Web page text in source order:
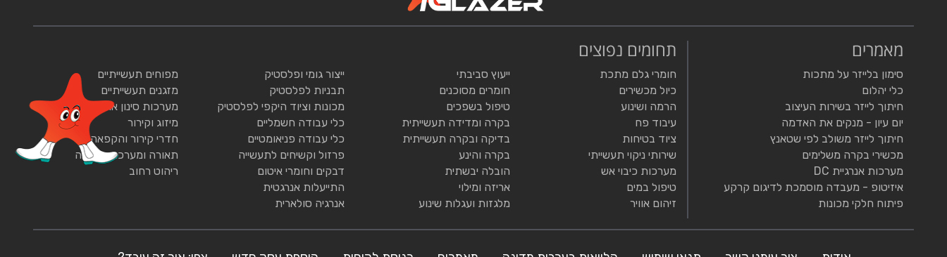
מאמרים
סימון בלייזר על מתכות
כלי יהלום
חיתוך לייזר בשירות העיצוב
יום עיון - מנקים את האדמה
חיתוך לייזר משולב לפי שטאנץ
מכשירי בקרה משלימים
מערכות אנרגיית DC
איזיטופ - מעבדה מוסמכת לדיגום קרקע
פיתוח חלקי מכונות
תחומים נפוצים
חומרי גלם מתכת
כיול מכשירים
הרמה ושינוע
עיבוד פח
ציוד בטיחות
שירותי ניקוי תעשייתי
מערכות כיבוי אש
טיפול במים
זיהום אוויר
ייעוץ סביבתי
חומרים מסוכנים
טיפול בשפכים
בקרה ומדידה תעשייתית
בדיקה ובקרה תעשייתית
בקרה והינע
הובלה יבשתית
אריזה ומילוי
מלגזות ועגלות שינוע
ייצור גומי ופלסטיק
תבניות לפלסטיק
מכונות וציוד היקפי לפלסטיק
כלי עבודה חשמליים
כלי עבודה פניאומטיים
פרזול וקשיחים לתעשייה
דבקים וחומרי איטום
התייעלות אנרגטית
אנרגיה סולארית
מפוחים תעשייתיים
מזגנים תעשייתיים
מערכות סינון אוויר
מיזוג וקירור
חדרי קירור והקפאה
תאורה ומערכות תאורה
ריהוט רחוב